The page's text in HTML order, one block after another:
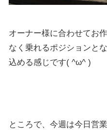
オーナー様に合わせてお
なく乗れるポジションと
込める感じです( ^ω^ )
ところで、今週は今日営